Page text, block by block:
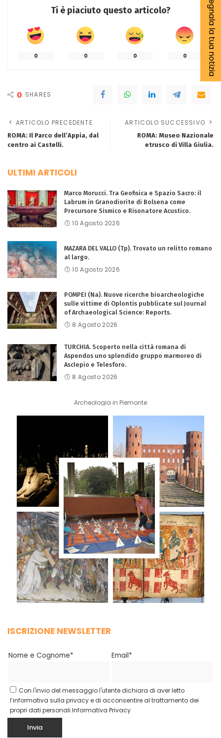
Ti è piaciuto questo articolo?
0 0 0 0
0 SHARES
ARTICOLO PRECEDENTE
ROMA: Il Parco dell’Appia, dal
centro ai Castelli.
ARTICOLO SUCCESSIVO
ROMA: Museo Nazionale
etrusco di Villa Giulia.
ULTIMI ARTICOLI
Marco Morucci. Tra Geofisica e Spazio Sacro: il
Labrum in Granodiorite di Bolsena come
Precursore Sismico e Risonatore Acustico.
10 Agosto 2026
MAZARA DEL VALLO (Tp). Trovato un relitto romano
al largo.
10 Agosto 2026
POMPEI (Na). Nuove ricerche bioarcheologiche
sulle vittime di Oplontis pubblicate sul Journal
of Archaeological Science: Reports.
8 Agosto 2026
TURCHIA. Scoperto nella città romana di
Aspendos uno splendido gruppo marmoreo di
Asclepio e Telesforo.
8 Agosto 2026
Archeologia in Piemonte
ISCRIZIONE NEWSLETTER
Nome e Cognome* Email*
Con l'invio del messaggio l'utente dichiara di aver letto
l’informativa sulla privacy e di acconsentire al trattamento dei
propri dati personali.Informativa Privacy
Segnala la tua notizia